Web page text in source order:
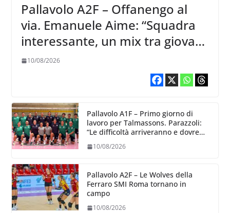
Pallavolo A2F – Offanengo al
via. Emanuele Aime: “Squadra
interessante, un mix tra giovani
ed esperte”
10/08/2026
Pallavolo A1F – Primo giorno di
lavoro per Talmassons. Parazzoli:
“Le difficoltà arriveranno e dovremo
10/08/2026
Pallavolo A2F – Le Wolves della
Ferraro SMI Roma tornano in
campo
10/08/2026